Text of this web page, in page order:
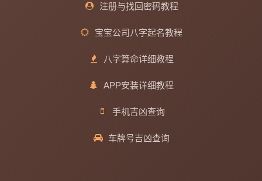
注册与找回密码教程
宝宝公司八字起名教程
八字算命详细教程
APP安装详细教程
手机吉凶查询
车牌号吉凶查询